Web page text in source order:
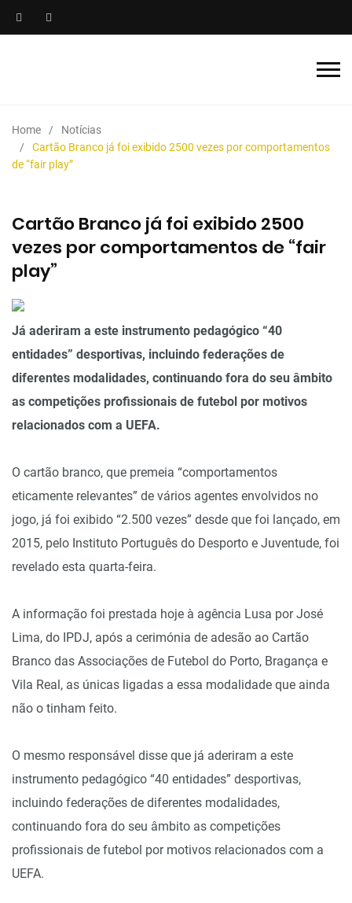
Home
Notícias
Cartão Branco já foi exibido 2500 vezes por comportamentos
de “fair play”
Cartão Branco já foi exibido 2500
vezes por comportamentos de “fair
play”
Já aderiram a este instrumento pedagógico “40
entidades” desportivas, incluindo federações de
diferentes modalidades, continuando fora do seu âmbito
as competições profissionais de futebol por motivos
relacionados com a UEFA.
O cartão branco, que premeia “comportamentos
eticamente relevantes” de vários agentes envolvidos no
jogo, já foi exibido “2.500 vezes” desde que foi lançado, em
2015, pelo Instituto Português do Desporto e Juventude, foi
revelado esta quarta-feira.
A informação foi prestada hoje à agência Lusa por José
Lima, do IPDJ, após a cerimónia de adesão ao Cartão
Branco das Associações de Futebol do Porto, Bragança e
Vila Real, as únicas ligadas a essa modalidade que ainda
não o tinham feito.
O mesmo responsável disse que já aderiram a este
instrumento pedagógico “40 entidades” desportivas,
incluindo federações de diferentes modalidades,
continuando fora do seu âmbito as competições
profissionais de futebol por motivos relacionados com a
UEFA.